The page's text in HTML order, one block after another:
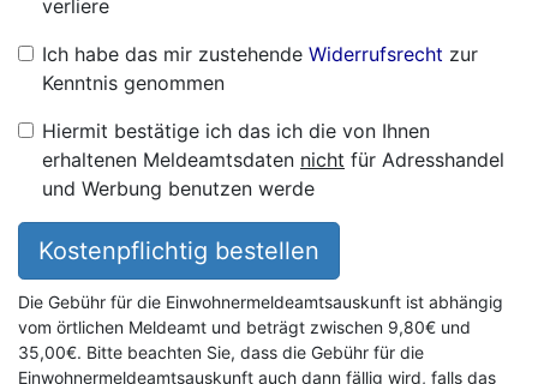
verliere
Ich habe das mir zustehende Widerrufsrecht zur
Kenntnis genommen
Hiermit bestätige ich das ich die von Ihnen
erhaltenen Meldeamtsdaten nicht für Adresshandel
und Werbung benutzen werde
Kostenpflichtig bestellen
Die Gebühr für die Einwohnermeldeamtsauskunft ist abhängig
vom örtlichen Meldeamt und beträgt zwischen 9,80€ und
35,00€. Bitte beachten Sie, dass die Gebühr für die
Einwohnermeldeamtsauskunft auch dann fällig wird, falls das